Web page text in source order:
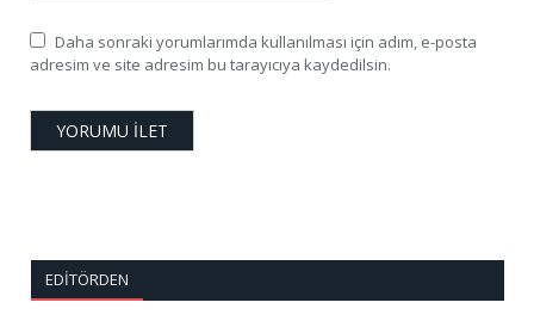
Daha sonraki yorumlarımda kullanılması için adım, e-posta
adresim ve site adresim bu tarayıcıya kaydedilsin.
EDITÖRDEN